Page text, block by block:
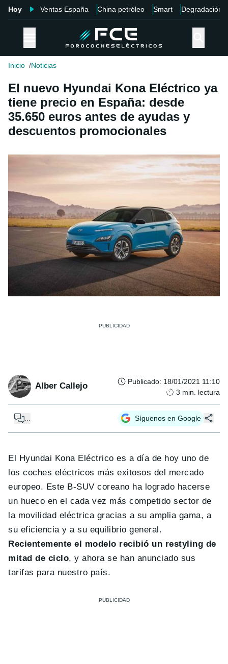
Hoy Ventas España China petróleo Smart Degradación
Inicio Noticias
El nuevo Hyundai Kona Eléctrico ya
tiene precio en España: desde
35.650 euros antes de ayudas y
descuentos promocionales
Alber Callejo Publicado: 18/01/2021 11:10
3 min. lectura
Síguenos en Google
El Hyundai Kona Eléctrico es a día de hoy uno de
los coches eléctricos más exitosos del mercado
europeo. Este B-SUV coreano ha logrado hacerse
un hueco en el cada vez más competido sector de
la movilidad eléctrica gracias a su amplia gama, a
su eficiencia y a su equilibrio general.
Recientemente el modelo recibió un restyling de
mitad de ciclo, y ahora se han anunciado sus
tarifas para nuestro país.